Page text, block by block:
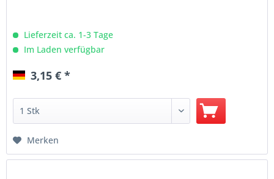
Lieferzeit ca. 1-3 Tage
Im Laden verfügbar
3,15 € *
Merken